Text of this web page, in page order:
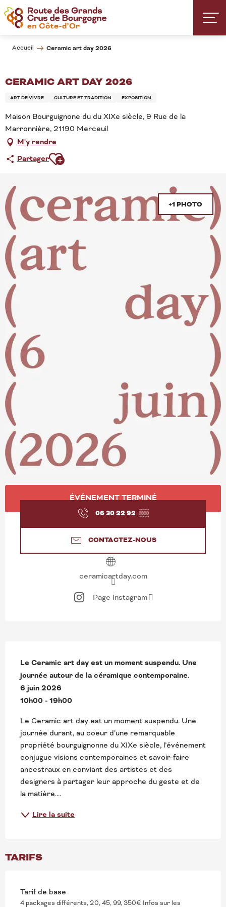
Aller
au
contenu
Accueil Ceramic art day 2026
CERAMIC ART DAY 2026
ART DE VIVRE CULTURE ET TRADITION EXPOSITION
Maison Bourguignone du du XIXe siècle, 9 Rue de la
Marronnière, 21190 Merceuil
M'y rendre
PartagerAjouter aux favoris
+1 PHOTO
OUVERTURE ET
ÉVÉNEMENT TERMINÉ
06 30 22 92 ▒▒
CONTACTEZ-NOUS
ceramicartday.com
Page Instagram
DESCRIPTION
Le Ceramic art day est un moment suspendu. Une
journée autour de la céramique contemporaine.
6 juin 2026
10h00 - 19h00
Le Ceramic art day est un moment suspendu. Une
journée durant, au coeur d’une remarquable
propriété bourguignonne du XIXe siècle, l’événement
conjugue visions contemporaines et savoir-faire
ancestraux en conviant des artistes et des
designers à partager leur approche du geste et de
la matière....
Lire la suite
TARIFS
Tarif de base
4 packages différents, 20, 45, 99, 350€ Infos sur les